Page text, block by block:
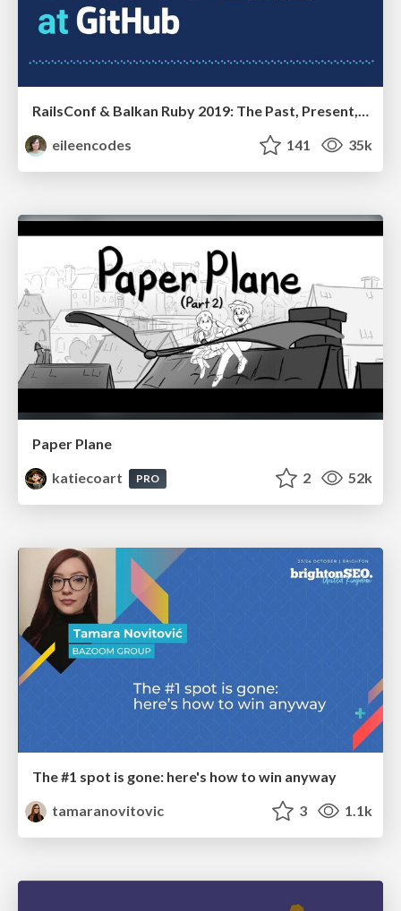
eileencodes
141 35k
Paper Plane
katiecoart
PRO 2 52k
The #1 spot is gone: here's how to win anyway
tamaranovitovic
3 1.1k